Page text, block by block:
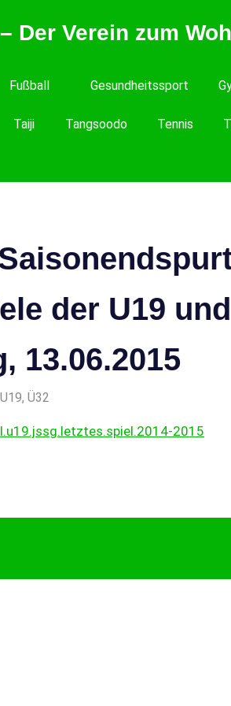
Der Verein zum
Fußball Gesundheitssport
Taiji Tangsoodo Tennis
der U19
13.06.2015
U19,Ü32